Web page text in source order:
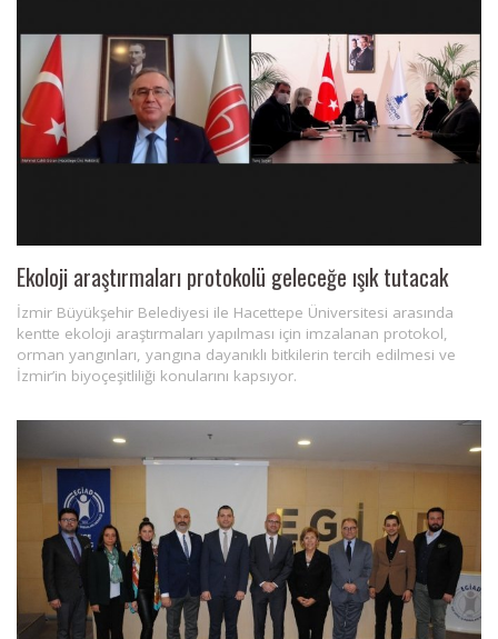
Ekoloji araştırmaları protokolü geleceğe ışık tutacak
İzmir Büyükşehir Belediyesi ile Hacettepe Üniversitesi arasında
kentte ekoloji araştırmaları yapılması için imzalanan protokol,
orman yangınları, yangına dayanıklı bitkilerin tercih edilmesi ve
İzmir’in biyoçeşitliliği konularını kapsıyor.